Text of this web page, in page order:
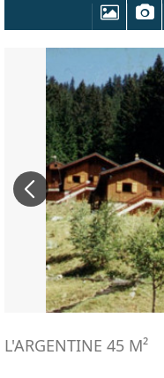
L'ARGENTINE 45 M²